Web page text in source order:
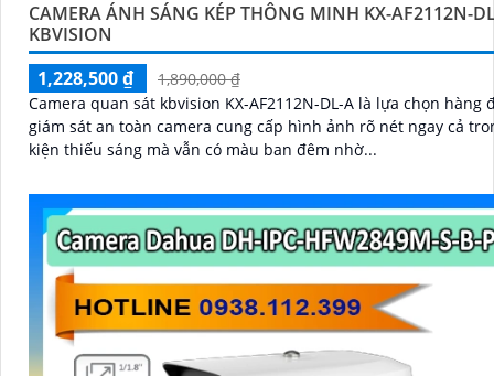
CAMERA ÁNH SÁNG KÉP THÔNG MINH KX-AF2112N-
KBVISION
1,228,500 ₫
1,890,000 ₫
Camera quan sát kbvision KX-AF2112N-DL-A là lựa chọn hàng
giám sát an toàn camera cung cấp hình ảnh rõ nét ngay cả
kiện thiếu sáng mà vẫn có màu ban đêm nhờ...